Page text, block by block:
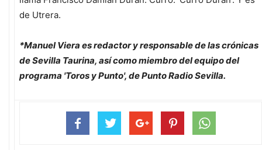
de Utrera.
*Manuel Viera es redactor y responsable de las crónicas
de Sevilla Taurina, así como miembro del equipo del
programa 'Toros y Punto', de Punto Radio Sevilla.